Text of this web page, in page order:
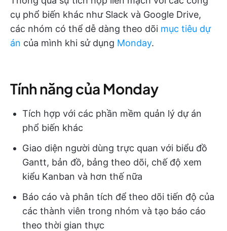
cụ phổ biến khác như Slack và Google Drive,
các nhóm có thể dễ dàng theo dõi mục tiêu dự
án của mình khi sử dụng Monday.
Tính năng của Monday
Tích hợp với các phần mềm quản lý dự án
phổ biến khác
Giao diện người dùng trực quan với biểu đồ
Gantt, bản đồ, bảng theo dõi, chế độ xem
kiểu Kanban và hơn thế nữa
Báo cáo và phân tích để theo dõi tiến độ của
các thành viên trong nhóm và tạo báo cáo
theo thời gian thực